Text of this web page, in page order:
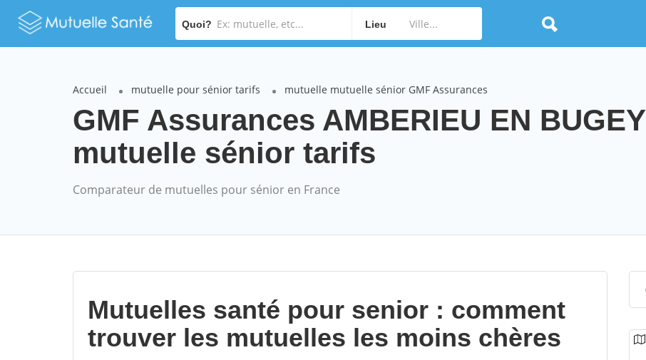
Quoi? Lieu
Accueil mutuelle pour sénior tarifs mutuelle mutuelle sénior GMF Assurances
GMF Assurances AMBERIEU EN BUGEY
mutuelle sénior tarifs
Comparateur de mutuelles pour sénior en France
Mutuelles santé pour senior : comment
trouver les mutuelles les moins chères